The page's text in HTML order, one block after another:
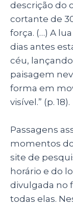
descrição do
cortante de
força. (…) A
dias antes
céu,
paisagem
forma em
visível.” (p. 18).
Passagens
momentos
site de
horário e do
divulgada no
todas elas.